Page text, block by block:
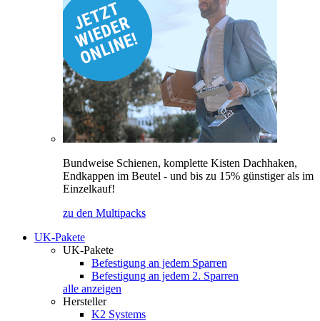
Bundweise Schienen, komplette Kisten Dachhaken,
Endkappen im Beutel - und bis zu 15% günstiger als im
Einzelkauf!
zu den Multipacks
UK-Pakete
UK-Pakete
Befestigung an jedem Sparren
Befestigung an jedem 2. Sparren
alle anzeigen
Hersteller
K2 Systems